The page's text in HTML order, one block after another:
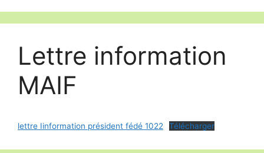
Lettre information
MAIF
lettre Iinformation président fédé 1022 Télécharger